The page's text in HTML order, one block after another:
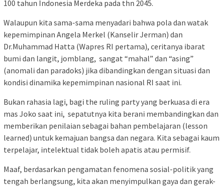
100 tahun Indonesia Merdeka pada thn 2045.
Walaupun kita sama-sama menyadari bahwa pola dan watak
kepemimpinan Angela Merkel (Kanselir Jerman) dan
Dr.Muhammad Hatta (Wapres RI pertama), ceritanya ibarat
bumi dan langit, jomblang, sangat “mahal” dan “asing”
(anomali dan paradoks) jika dibandingkan dengan situasi dan
kondisi dinamika kepemimpinan nasional RI saat ini.
Bukan rahasia lagi, bagi the ruling party yang berkuasa di era
mas Joko saat ini, sepatutnya kita berani membandingkan dan
memberikan penilaian sebagai bahan pembelajaran (lesson
learned) untuk kemajuan bangsa dan negara. Kita sebagai kaum
terpelajar, intelektual tidak boleh apatis atau permisif.
Maaf, berdasarkan pengamatan fenomena sosial-politik yang
tengah berlangsung, kita akan menyimpulkan gaya dan gerak-